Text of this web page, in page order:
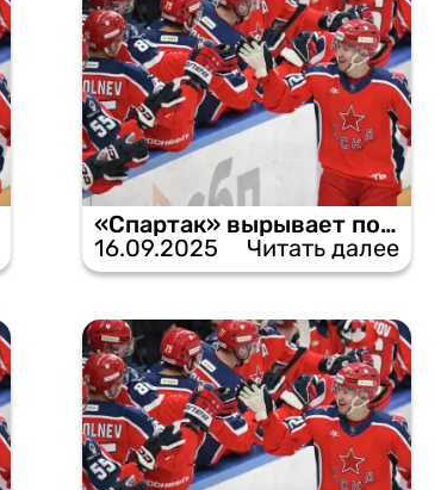
«Спартак» вырывает победу у ЦСКА в послематчевых буллитах.
16.09.2025
Читать далее